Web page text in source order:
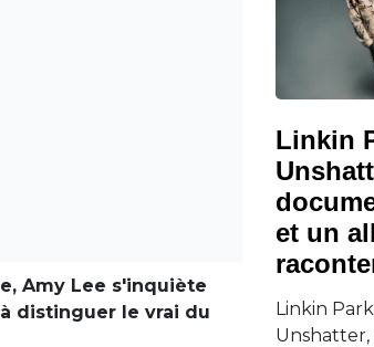
Amy Lee s'inquiète
distinguer le vrai du
Linkin
et un
Linkin